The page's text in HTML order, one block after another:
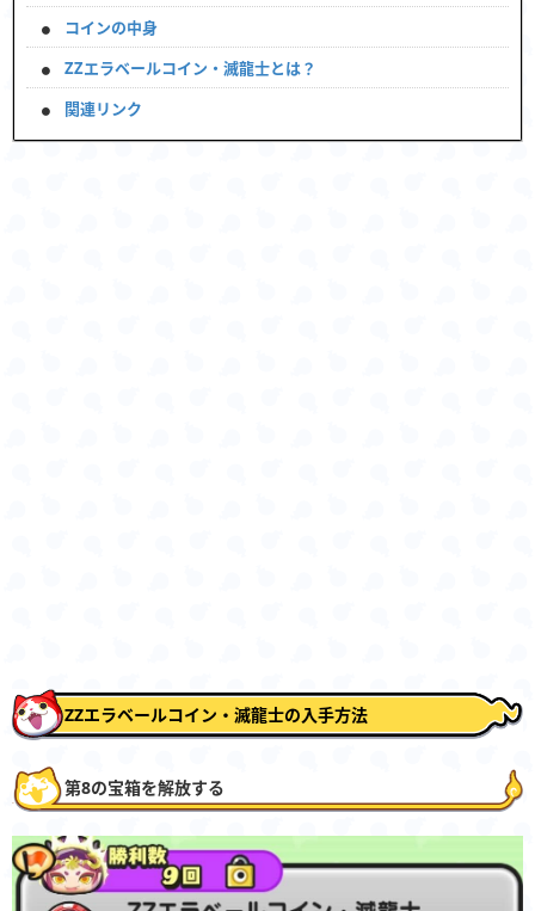
コインの中身
ZZエラベールコイン・滅龍士とは？
関連リンク
ZZエラベールコイン・滅龍士の入手方法
第8の宝箱を解放する